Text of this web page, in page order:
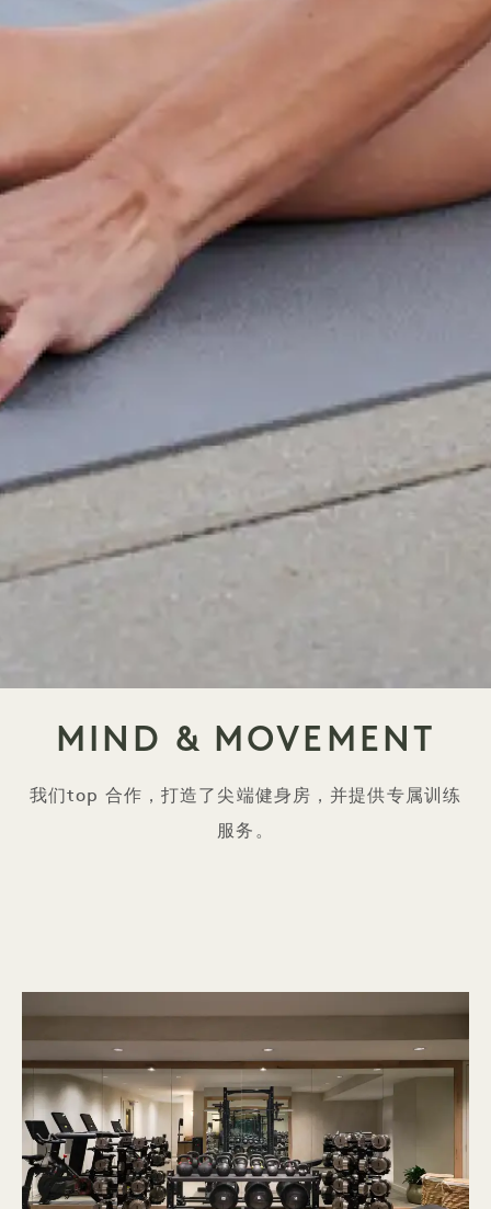
MIND & MOVEMENT
我们top 合作，打造了尖端健身房，并提供专属训练
服务。